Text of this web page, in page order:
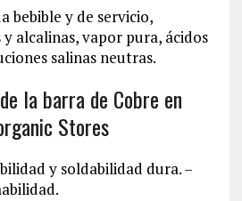
bebible y de servicio,
y alcalinas, vapor pura, ácidos
salinas neutras.
la barra de Cobre en
Stores
y soldabilidad dura. –